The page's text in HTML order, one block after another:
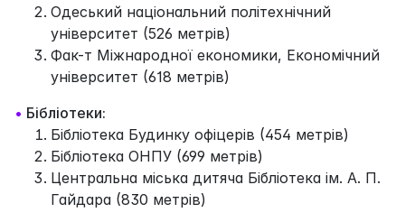
Одеський національний політехнічний
університет (526 метрів)
Фак-т Міжнародної економики, Економічний
університет (618 метрів)
• Бібліотеки:
Бібліотека Будинку офіцерів (454 метрів)
Бібліотека ОНПУ (699 метрів)
Центральна міська дитяча Бібліотека ім. А. П.
Гайдара (830 метрів)